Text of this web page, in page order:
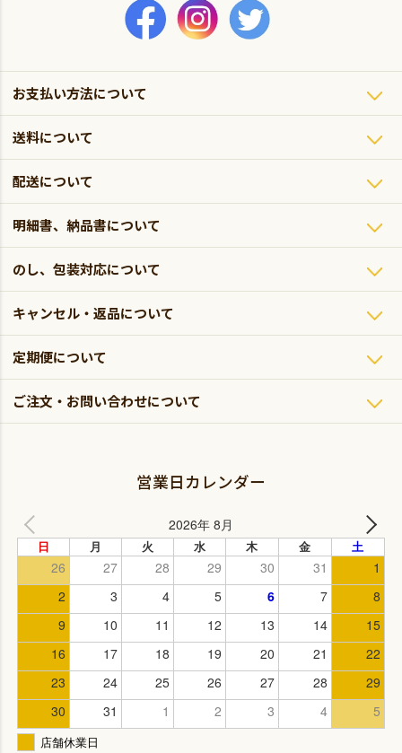
お支払い方法について
送料について
配送について
明細書、納品書について
のし、包装対応について
キャンセル・返品について
定期便について
ご注文・お問い合わせについて
営業日カレンダー